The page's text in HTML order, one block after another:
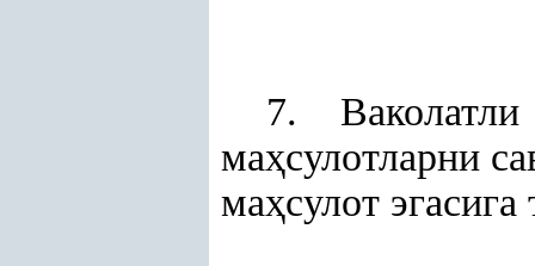
7.
маҳсулотларни
маҳсулот эгасига